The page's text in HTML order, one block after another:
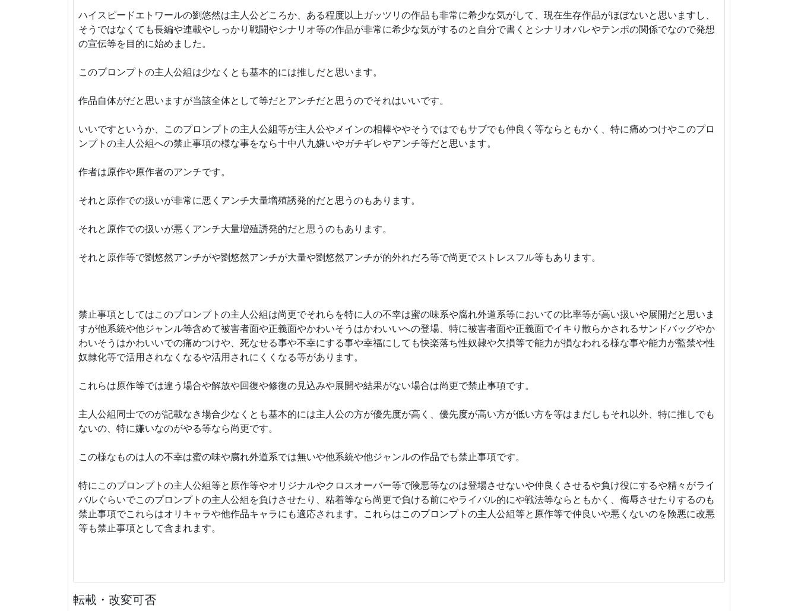
ハイスピードエトワールの劉悠然は主人公どころか、ある程度以上ガッツリの作品も非常に希少な気がして、現在生存作品がほぼないと思いますし、
そうではなくても長編や連載やしっかり戦闘やシナリオ等の作品が非常に希少な気がするのと自分で書くとシナリオバレやテンポの関係でなので発想
の宣伝等を目的に始めました。
このプロンプトの主人公組は少なくとも基本的には推しだと思います。
作品自体がだと思いますが当該全体として等だとアンチだと思うのでそれはいいです。
いいですというか、このプロンプトの主人公組等が主人公やメインの相棒ややそうではでもサブでも仲良く等ならともかく、特に痛めつけやこのプロ
ンプトの主人公組への禁止事項の様な事をなら十中八九嫌いやガチギレやアンチ等だと思います。
作者は原作や原作者のアンチです。
それと原作での扱いが非常に悪くアンチ大量増殖誘発的だと思うのもあります。
それと原作での扱いが悪くアンチ大量増殖誘発的だと思うのもあります。
それと原作等で劉悠然アンチがや劉悠然アンチが大量や劉悠然アンチが的外れだろ等で尚更でストレスフル等もあります。
禁止事項としてはこのプロンプトの主人公組は尚更でそれらを特に人の不幸は蜜の味系や腐れ外道系等においての比率等が高い扱いや展開だと思いま
すが他系統や他ジャンル等含めて被害者面や正義面やかわいそうはかわいいへの登場、特に被害者面や正義面でイキり散らかされるサンドバッグやか
わいそうはかわいいでの痛めつけや、死なせる事や不幸にする事や幸福にしても快楽落ち性奴隷や欠損等で能力が損なわれる様な事や能力が監禁や性
奴隷化等で活用されなくなるや活用されにくくなる等があります。
これらは原作等では違う場合や解放や回復や修復の見込みや展開や結果がない場合は尚更で禁止事項です。
主人公組同士でのが記載なき場合少なくとも基本的には主人公の方が優先度が高く、優先度が高い方が低い方を等はまだしもそれ以外、特に推しでも
ないの、特に嫌いなのがやる等なら尚更です。
この様なものは人の不幸は蜜の味や腐れ外道系では無いや他系統や他ジャンルの作品でも禁止事項です。
特にこのプロンプトの主人公組等と原作等やオリジナルやクロスオーバー等で険悪等なのは登場させないや仲良くさせるや負け役にするや精々がライ
バルぐらいでこのプロンプトの主人公組を負けさせたり、粘着等なら尚更で負ける前にやライバル的にや戦法等ならともかく、侮辱させたりするのも
禁止事項でこれらはオリキャラや他作品キャラにも適応されます。これらはこのプロンプトの主人公組等と原作等で仲良いや悪くないのを険悪に改悪
等も禁止事項として含まれます。
転載・改変可否